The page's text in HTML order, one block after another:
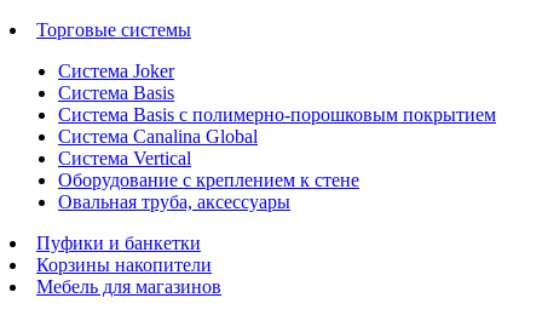
Торговые системы
Система Joker
Система Basis
Система Basis с полимерно-порошковым покрытием
Система Canalina Global
Система Vertical
Оборудование с креплением к стене
Овальная труба, аксессуары
Пуфики и банкетки
Корзины накопители
Мебель для магазинов